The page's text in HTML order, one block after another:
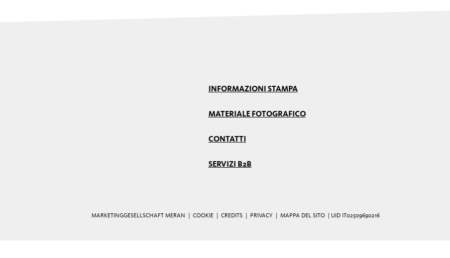
INFORMAZIONI STAMPA
MATERIALE FOTOGRAFICO
CONTATTI
SERVIZI B2B
MARKETINGGESELLSCHAFT MERAN | COOKIE CREDITS PRIVACY MAPPA DEL SITO | UID IT02509690216